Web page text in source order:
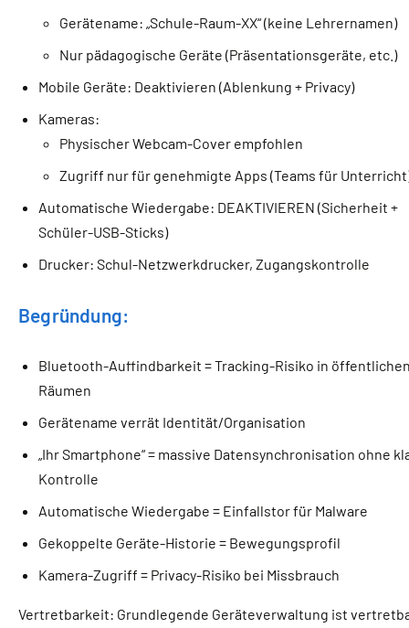
Gerätename: „Schule-Raum-XX“ (keine Lehrernamen)
Nur pädagogische Geräte (Präsentationsgeräte, etc.)
Mobile Geräte: Deaktivieren (Ablenkung + Privacy)
Kameras:
Physischer Webcam-Cover empfohlen
Zugriff nur für genehmigte Apps (Teams für
Automatische Wiedergabe: DEAKTIVIEREN (Sicherheit +
Schüler-USB-Sticks)
Drucker: Schul-Netzwerkdrucker, Zugangskontrolle
Begründung:
Bluetooth-Auffindbarkeit = Tracking-Risiko in
Räumen
Gerätename verrät Identität/Organisation
„Ihr Smartphone“ = massive Datensynchronisation ohne
Kontrolle
Automatische Wiedergabe = Einfallstor für Malware
Gekoppelte Geräte-Historie = Bewegungsprofil
Kamera-Zugriff = Privacy-Risiko bei Missbrauch
Vertretbarkeit: Grundlegende Geräteverwaltung ist